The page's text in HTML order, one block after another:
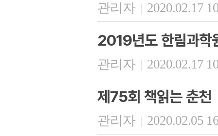
관리자 | 2020.02.17
2019년도 한림과학
관리자 | 2020.02.17
제75회 책읽는 춘천
관리자 | 2020.02.05